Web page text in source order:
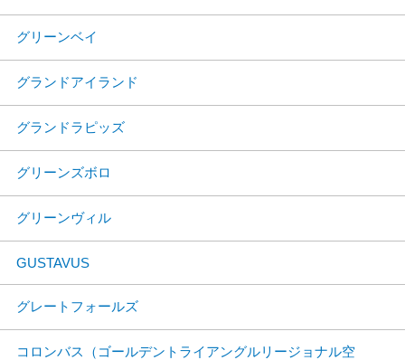
グリーンベイ
グランドアイランド
グランドラピッズ
グリーンズボロ
グリーンヴィル
GUSTAVUS
グレートフォールズ
コロンバス（ゴールデントライアングルリージョナル空